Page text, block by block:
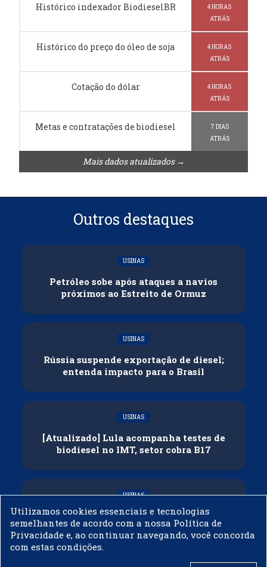
Histórico indexador BiodieselBR
4 HORAS
ATRÁS
Histórico do preço do óleo de soja
4 HORAS
ATRÁS
Cotação do dólar
4 HORAS
ATRÁS
Metas e contratações de biodiesel
7 DIAS
ATRÁS
Mais dados atualizados →
Outros destaques
USINAS
Petróleo sobe após ataques a navios
próximos ao Estreito de Ormuz
USINAS
Rússia suspende exportação de diesel;
entenda impacto para o Brasil
USINAS
[Atualizado] Lula acompanha testes de
biodiesel no IMT, setor cobra B17
USINAS
Governo adia reunião sobre mistura de
etanol na gasolina
Utilizamos cookies essenciais e tecnologias
semelhantes de acordo com a nossa Política de
Privacidade e, ao continuar navegando, você concorda
com estas condições.